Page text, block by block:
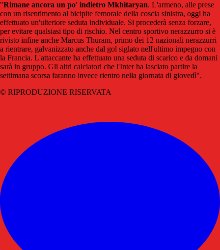
"Rimane ancora un po' indietro Mkhitaryan. L'armeno, alle prese
con un risentimento al bicipite femorale della coscia sinistra, oggi ha
effettuato un'ulteriore seduta individuale. Si procederà senza forzare,
per evitare qualsiasi tipo di rischio. Nel centro sportivo nerazzurro si è
rivisto infine anche Marcus Thuram, primo dei 12 nazionali nerazzurri
a rientrare, galvanizzato anche dal gol siglato nell'ultimo impegno con
la Francia. L'attaccante ha effettuato una seduta di scarico e da domani
sarà in gruppo. Gli altri calciatori che l'Inter ha lasciato partire la
settimana scorsa faranno invece rientro nella giornata di giovedì".
© RIPRODUZIONE RISERVATA